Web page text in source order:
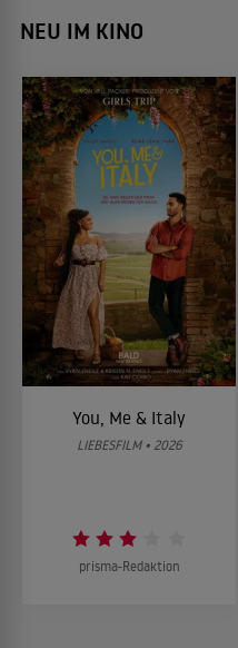
NEU IM KINO
You, Me & Italy
LIEBESFILM • 2026
prisma-Redaktion